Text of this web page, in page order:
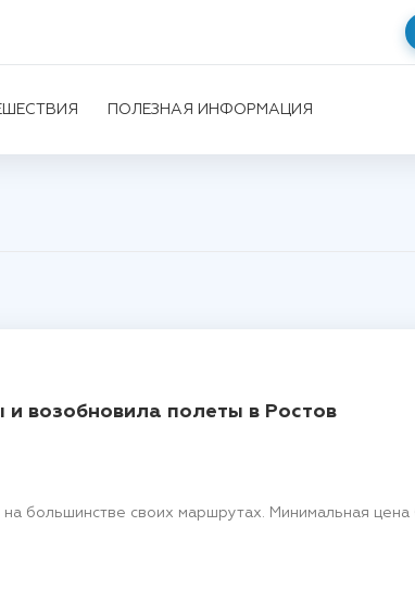
ПОЛЕЗНАЯ ИНФОРМАЦИЯ
возобновила полеты в Ростов
большинстве своих маршрутах. Минимальная цена